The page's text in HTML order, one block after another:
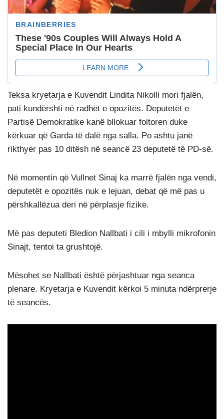
Teksa kryetarja e Kuvendit Lindita Nikolli mori fjalën,
pati kundërshti në radhët e opozitës. Deputetët e
Partisë Demokratike kanë bllokuar foltoren duke
kërkuar që Garda të dalë nga salla. Po ashtu janë
rikthyer pas 10 ditësh në seancë 23 deputetë të PD-së.
Në momentin që Vullnet Sinaj ka marrë fjalën nga vendi,
deputetët e opozitës nuk e lejuan, debat që më pas u
përshkallëzua deri në përplasje fizike.
Më pas deputeti Bledion Nallbati i cili i mbylli mikrofonin
Sinajt, tentoi ta grushtojë.
Mësohet se Nallbati është përjashtuar nga seanca
plenare. Kryetarja e Kuvendit kërkoi 5 minuta ndërprerje
të seancës.